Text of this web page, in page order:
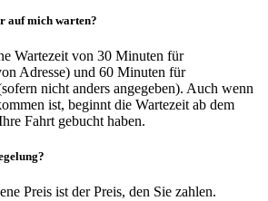
auf mich warten?
Wartezeit von 30 Minuten für
Adresse) und 60 Minuten für
nicht anders angegeben). Auch wenn
ist, beginnt die Wartezeit ab dem
Fahrt gebucht haben.
Preis ist der Preis, den Sie zahlen.